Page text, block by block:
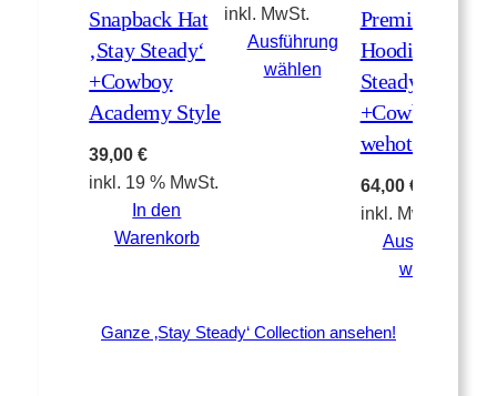
Snapback Hat
‚Stay Steady‘
+Cowboy
Academy Style
39,00€
inkl. 19 % MwSt.
In den
Warenkorb
inkl. MwSt.
Ausführung
wählen
Premium-Zip-
Hoodie ‚Stay
Steady‘
+Cowboy
wehota Style
64,00 €
inkl. MwSt.
Ausführung
wählen
Ganze ‚Stay Steady‘ Collection ansehen!